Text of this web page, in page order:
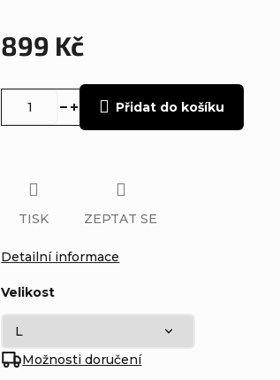
899 Kč
Velikost
Možnosti doručení
Přidat do košíku
Detailní informace
TISK ZEPTAT SE